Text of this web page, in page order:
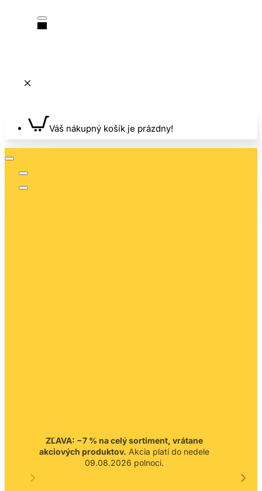
Váš nákupný košík je prázdny!
ZĽAVA: −7 % na celý sortiment, vrátane
akciových produktov. Akcia platí do nedele
09.08.2026 polnoci.